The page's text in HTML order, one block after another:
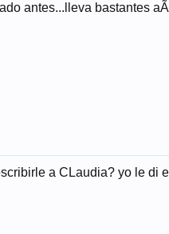
antes...lleva bastantes
a CLaudia? yo le di